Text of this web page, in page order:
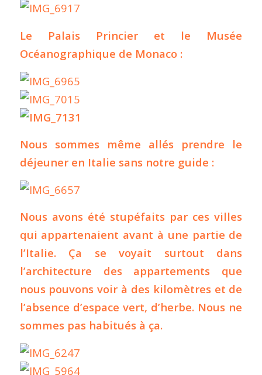
Le Palais Princier et le Musée
Océanographique de Monaco :
Nous sommes même allés prendre le
déjeuner en Italie sans notre guide :
Nous avons été stupéfaits par ces villes
qui appartenaient avant à une partie de
l’Italie. Ça se voyait surtout dans
l’architecture des appartements que
nous pouvons voir à des kilomètres et de
l’absence d’espace vert, d’herbe. Nous ne
sommes pas habitués à ça.